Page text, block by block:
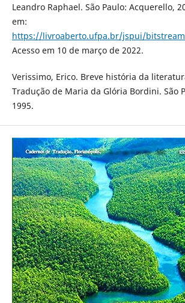
Leandro Raphael. São Paulo: Acquerello,
em:
https://livroaberto.ufpa.br/jspui/
Acesso em 10 de março de 2022.
Verissimo, Erico. Breve história da
Tradução de Maria da Glória Bordini. São
1995.